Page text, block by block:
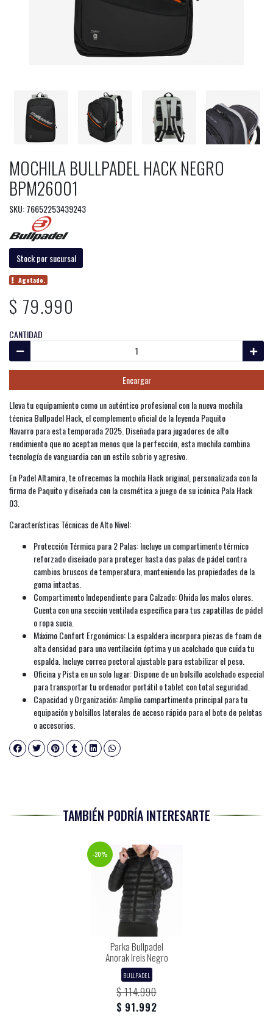
MOCHILA BULLPADEL HACK NEGRO
BPM26001
SKU: 76652253439243
Stock por sucursal
Agotado.
$ 79.990
CANTIDAD
Encargar
Lleva tu equipamiento como un auténtico profesional con la nueva mochila
técnica Bullpadel Hack, el complemento oficial de la leyenda Paquito
Navarro para esta temporada 2025. Diseñada para jugadores de alto
rendimiento que no aceptan menos que la perfección, esta mochila combina
tecnología de vanguardia con un estilo sobrio y agresivo.
En Padel Altamira, te ofrecemos la mochila Hack original, personalizada con la
firma de Paquito y diseñada con la cosmética a juego de su icónica Pala Hack
03.
Características Técnicas de Alto Nivel:
Protección Térmica para 2 Palas: Incluye un compartimento térmico
reforzado diseñado para proteger hasta dos palas de pádel contra
cambios bruscos de temperatura, manteniendo las propiedades de la
goma intactas.
Compartimento Independiente para Calzado: Olvida los malos olores.
Cuenta con una sección ventilada específica para tus zapatillas de pádel
o ropa sucia.
Máximo Confort Ergonómico: La espaldera incorpora piezas de foam de
alta densidad para una ventilación óptima y un acolchado que cuida tu
espalda. Incluye correa pectoral ajustable para estabilizar el peso.
Oficina y Pista en un solo lugar: Dispone de un bolsillo acolchado especial
para transportar tu ordenador portátil o tablet con total seguridad.
Capacidad y Organización: Amplio compartimento principal para tu
equipación y bolsillos laterales de acceso rápido para el bote de pelotas
o accesorios.
TAMBIÉN PODRÍA INTERESARTE
-20%
Parka Bullpadel
Anorak Ireis Negro
BULLPADEL
$ 114.990
$ 91.992